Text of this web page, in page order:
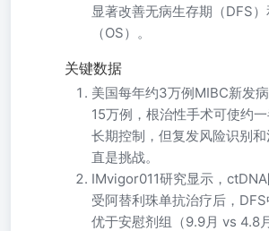
显著改善无病生存期（DFS
（OS）。
关键数据
美国每年约3万例MIBC新发
15万例，根治性手术可使约
长期控制，但复发风险识别
直是挑战。
IMvigor011研究显示，
受阿替利珠单抗治疗后，
优于安慰剂组（9.9月 vs 4.8